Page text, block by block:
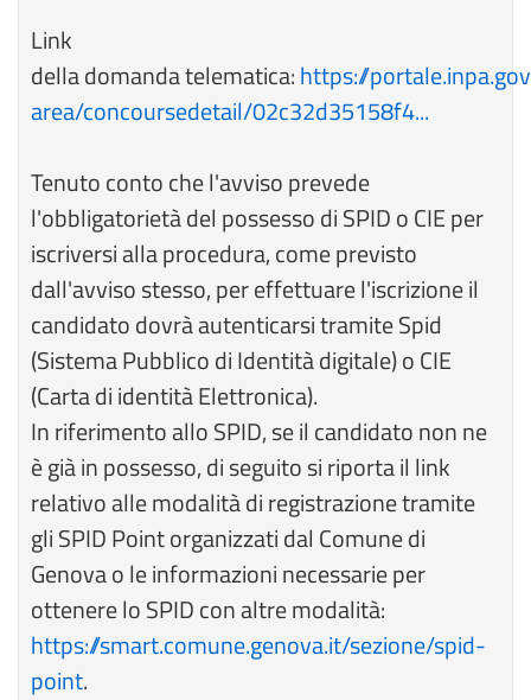
Link
della domanda telematica:https://
area/concoursedetail/02c32d35158f4...
Tenuto conto che l'avviso prevede
l'obbligatorietà del possesso di SPID o CIE per
iscriversi alla procedura, come previsto
dall'avviso stesso, per effettuare l'iscrizione il
candidato dovrà autenticarsi tramite Spid
(Sistema Pubblico di Identità digitale) o CIE
(Carta di identità Elettronica).
In riferimento allo SPID, se il candidato non ne
è già in possesso, di seguito si riporta il link
relativo alle modalità di registrazione tramite
gli SPID Point organizzati dal Comune di
Genova o le informazioni necessarie per
ottenere lo SPID con altre modalità:
https://smart.comune.genova.it/sezione/spid-
point.